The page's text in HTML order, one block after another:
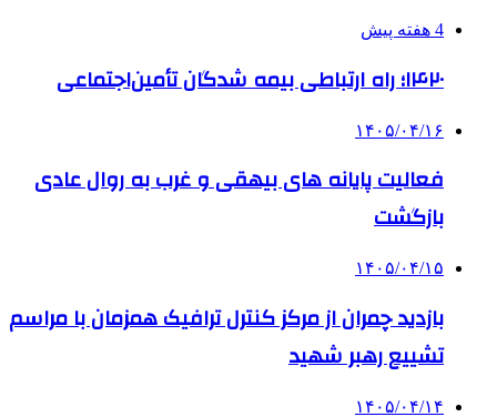
4 هفته پیش
۱۴۲۰؛ راه ارتباطی بیمه شدگان تأمین‌اجتماعی
۱۴۰۵/۰۴/۱۶
فعالیت پایانه های بیهقی و غرب به روال عادی
بازگشت
۱۴۰۵/۰۴/۱۵
بازدید چمران از مرکز کنترل ترافیک همزمان با مراسم
تشییع رهبر شهید
۱۴۰۵/۰۴/۱۴